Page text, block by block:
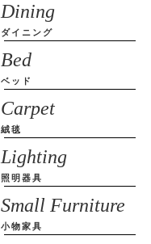
Dining
ダイニング
Bed
ベッド
Carpet
絨毯
Lighting
照明器具
Small Furniture
小物家具